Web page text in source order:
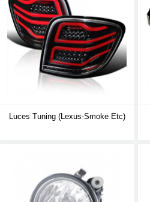
Luces Tuning (lexus-Smoke Etc)